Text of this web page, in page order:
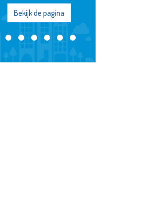
Bekijk de pagina